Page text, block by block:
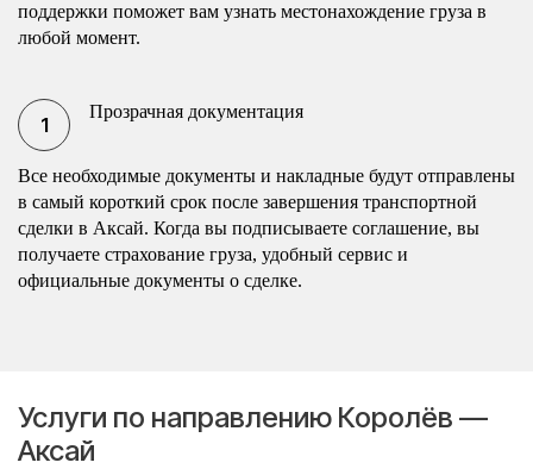
поддержки поможет вам узнать местонахождение груза в
любой момент.
Прозрачная документация
Все необходимые документы и накладные будут отправлены
в самый короткий срок после завершения транспортной
сделки в Аксай. Когда вы подписываете соглашение, вы
получаете страхование груза, удобный сервис и
официальные документы о сделке.
Услуги по направлению Королёв —
Аксай